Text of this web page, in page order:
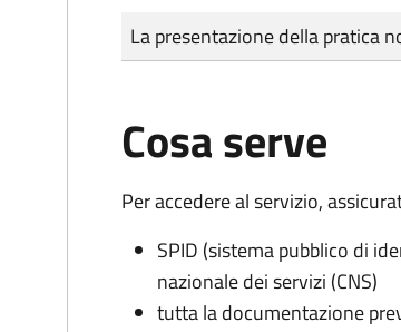
Tipo di pagamento
Importo
La presentazione della pratica
Cosa serve
Per accedere al servizio,
SPID (sistema pubblico di
nazionale dei servizi (CNS)
tutta la documentazione